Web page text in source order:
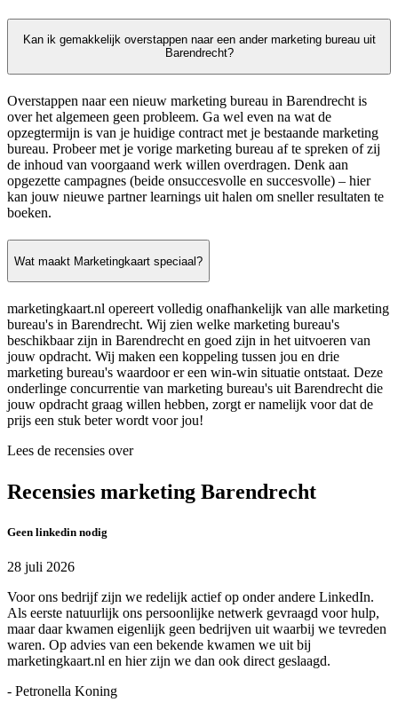
Kan ik gemakkelijk overstappen naar een ander marketing bureau uit
Barendrecht?
Overstappen naar een nieuw marketing bureau in Barendrecht is
over het algemeen geen probleem. Ga wel even na wat de
opzegtermijn is van je huidige contract met je bestaande marketing
bureau. Probeer met je vorige marketing bureau af te spreken of zij
de inhoud van voorgaand werk willen overdragen. Denk aan
opgezette campagnes (beide onsuccesvolle en succesvolle) – hier
kan jouw nieuwe partner learnings uit halen om sneller resultaten te
boeken.
Wat maakt Marketingkaart speciaal?
marketingkaart.nl opereert volledig onafhankelijk van alle marketing
bureau's in Barendrecht. Wij zien welke marketing bureau's
beschikbaar zijn in Barendrecht en goed zijn in het uitvoeren van
jouw opdracht. Wij maken een koppeling tussen jou en drie
marketing bureau's waardoor er een win-win situatie ontstaat. Deze
onderlinge concurrentie van marketing bureau's uit Barendrecht die
jouw opdracht graag willen hebben, zorgt er namelijk voor dat de
prijs een stuk beter wordt voor jou!
Lees de recensies over
Recensies marketing Barendrecht
Geen linkedin nodig
28 juli 2026
Voor ons bedrijf zijn we redelijk actief op onder andere LinkedIn.
Als eerste natuurlijk ons persoonlijke netwerk gevraagd voor hulp,
maar daar kwamen eigenlijk geen bedrijven uit waarbij we tevreden
waren. Op advies van een bekende kwamen we uit bij
marketingkaart.nl en hier zijn we dan ook direct geslaagd.
- Petronella Koning